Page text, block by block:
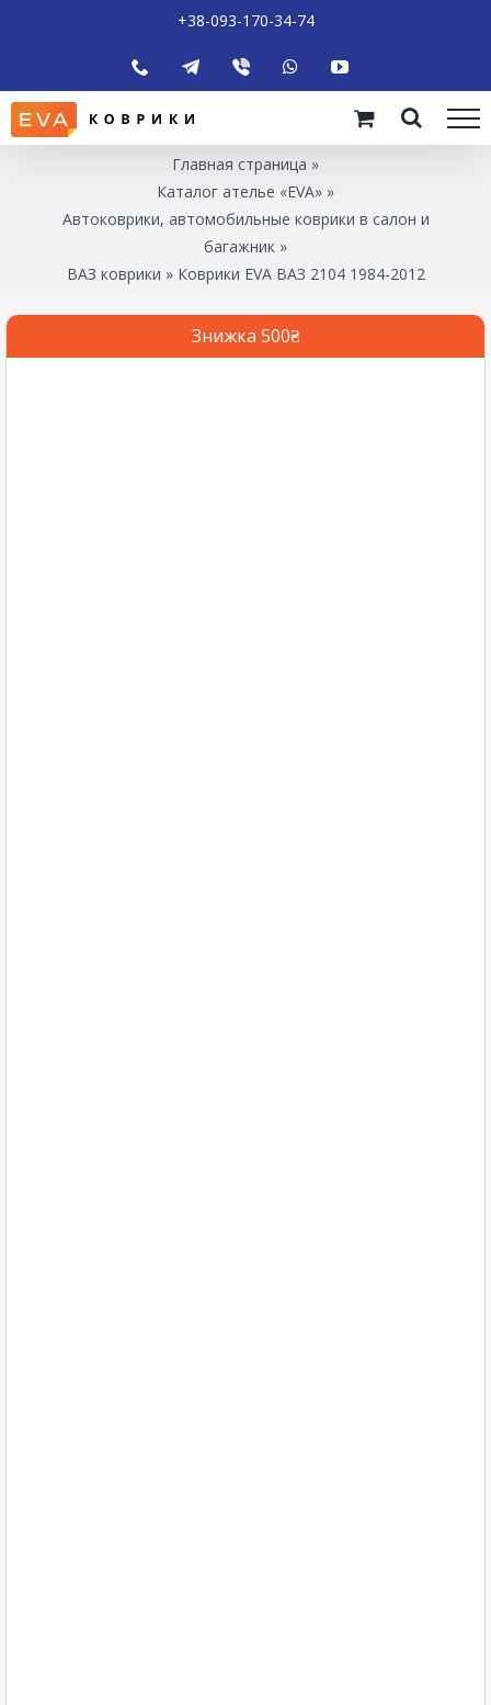
+38-093-170-34-74
Главная страница »
Каталог ателье «EVA» »
Автоковрики, автомобильные коврики в салон и
багажник »
ВАЗ коврики » Коврики EVA ВАЗ 2104 1984-2012
Знижка 500₴